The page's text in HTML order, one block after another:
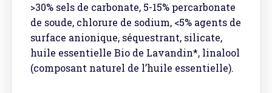
>30% sels de carbonate, 5-15% percarbonate
de soude, chlorure de sodium, <5% agents de
surface anionique, séquestrant, silicate,
huile essentielle Bio de Lavandin*, linalool
(composant naturel de l’huile essentielle).